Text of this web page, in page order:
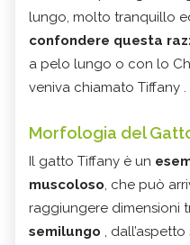
lungo, molto tranquillo
confondere questa
a pelo lungo o con lo
veniva chiamato Tiffany .
Morfologia del
Il gatto Tiffany è un
muscoloso, che può
raggiungere dimensioni
semilungo ,